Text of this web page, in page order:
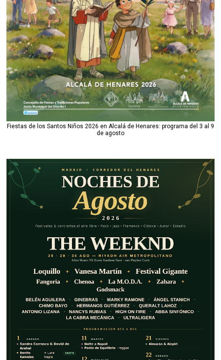
Fiestas de los Santos Niños 2026 en Alcalá de Henares: programa del 3 al 9
de agosto